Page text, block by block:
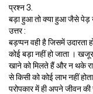
प्रश्न 3.
बड़ा हुआ तो क्या हुआ जैसे
उत्तर :
बड़प्पन वही है जिसमें उदारता
कोई बड़ा नहीं हो जाता ।
खाने को मिलते हैं और न थके
से किसी को कोई लाभ नहीं
परोपकार में ही अपने जीवन